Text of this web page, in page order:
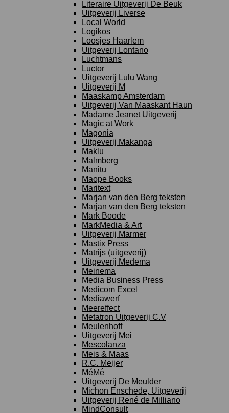
Literaire Uitgeverij De Beuk
Uitgeverij Liverse
Local World
Logikos
Loosjes Haarlem
Uitgeverij Lontano
Luchtmans
Luctor
Uitgeverij Lulu Wang
Uitgeverij M
Maaskamp Amsterdam
Uitgeverij Van Maaskant Haun
Madame Jeanet Uitgeverij
Magic at Work
Magonia
Uitgeverij Makanga
Maklu
Malmberg
Manitu
Maope Books
Maritext
Marjan van den Berg teksten
Marjan van den Berg teksten
Mark Boode
MarkMedia & Art
Uitgeverij Marmer
Mastix Press
Matrijs (uitgeverij)
Uitgeverij Medema
Meinema
Media Business Press
Medicom Excel
Mediawerf
Meereffect
Metatron Uitgeverij C.V
Meulenhoff
Uitgeverij Mei
Mescolanza
Meis & Maas
R.C. Meijer
MéMé
Uitgeverij De Meulder
Michon Enschede, Uitgeverij
Uitgeverij René de Milliano
MindConsult